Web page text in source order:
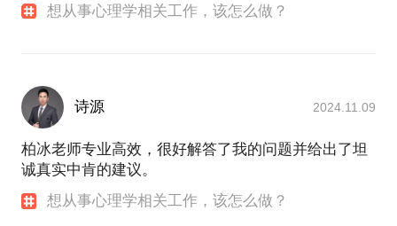
没有道理，心理学是一门通用的解决问题的科学，应
想从事心理学相关工作，该怎么做？
诗源 2024.11.09
柏冰老师专业高效，很好解答了我的问题并给出了坦
诚真实中肯的建议。
想从事心理学相关工作，该怎么做？